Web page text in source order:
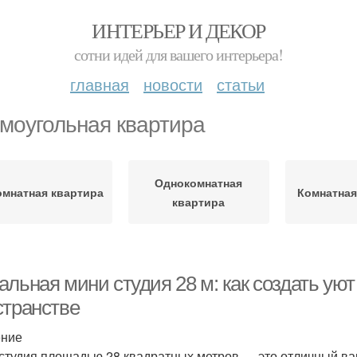
ИНТЕРЬЕР И ДЕКОР
сотни идей для вашего интерьера!
главная новости статьи
квартира
квартира
Однокомнатная
квартира
мини студия 28 м: как создать